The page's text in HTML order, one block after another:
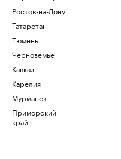
Ростов-на-Дону
Татарстан
Тюмень
Черноземье
Кавказ
Карелия
Мурманск
Приморский
край